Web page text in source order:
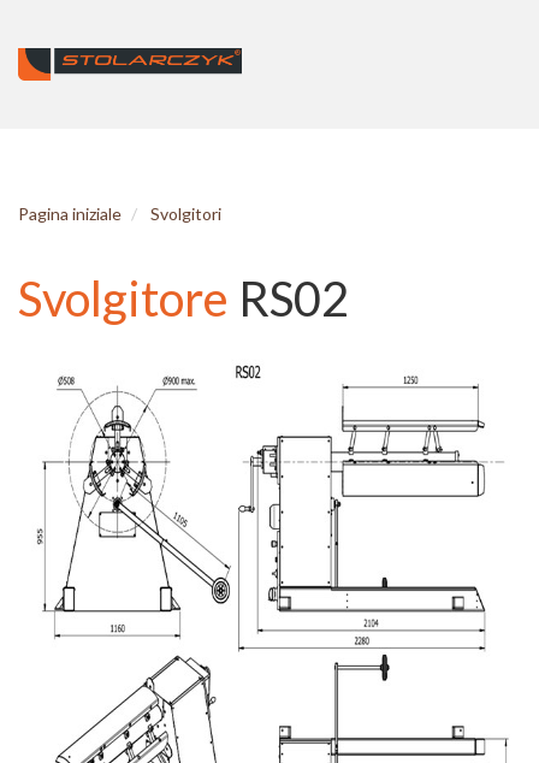
Pagina iniziale Svolgitori
Svolgitore RS02